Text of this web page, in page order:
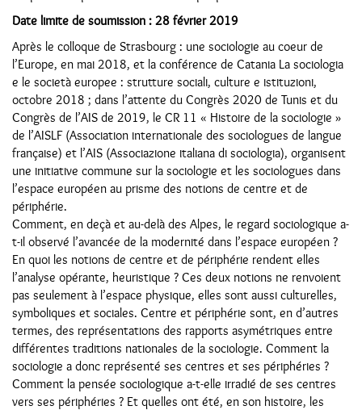
Date limite de soumission : 28 février 2019
Après le colloque de Strasbourg : une sociologie au coeur de
l’Europe, en mai 2018, et la conférence de Catania La sociologia
e le società europee : strutture sociali, culture e istituzioni,
octobre 2018 ; dans l’attente du Congrès 2020 de Tunis et du
Congrès de l’AIS de 2019, le CR 11 « Histoire de la sociologie »
de l’AISLF (Association internationale des sociologues de langue
française) et l’AIS (Associazione italiana di sociologia), organisent
une initiative commune sur la sociologie et les sociologues dans
l’espace européen au prisme des notions de centre et de
périphérie.
Comment, en deçà et au-delà des Alpes, le regard sociologique a-
t-il observé l’avancée de la modernité dans l’espace européen ?
En quoi les notions de centre et de périphérie rendent elles
l’analyse opérante, heuristique ? Ces deux notions ne renvoient
pas seulement à l’espace physique, elles sont aussi culturelles,
symboliques et sociales. Centre et périphérie sont, en d’autres
termes, des représentations des rapports asymétriques entre
différentes traditions nationales de la sociologie. Comment la
sociologie a donc représenté ses centres et ses périphéries ?
Comment la pensée sociologique a-t-elle irradié de ses centres
vers ses périphéries ? Et quelles ont été, en son histoire, les